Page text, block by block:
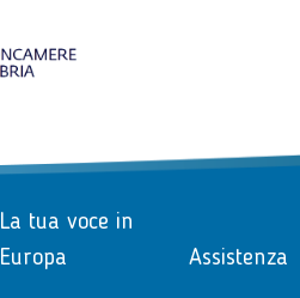
La tua voce in
Europa
Assistenza